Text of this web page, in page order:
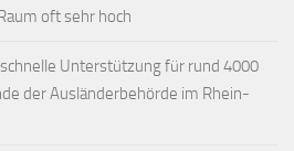
oft sehr hoch
Unterstützung für rund 4000
der Ausländerbehörde im Rhein-